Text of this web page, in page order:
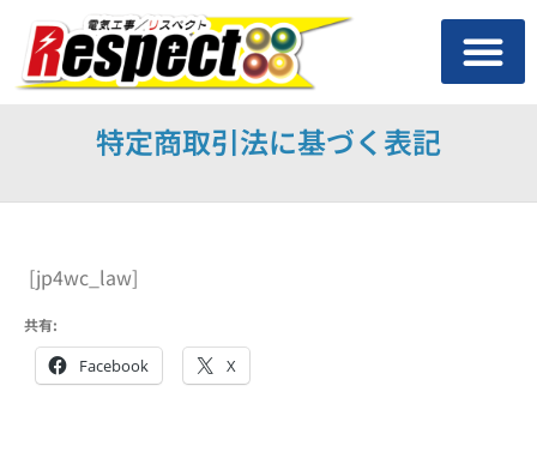
特定商取引法に基づく表記
[jp4wc_law]
共有:
Facebook X